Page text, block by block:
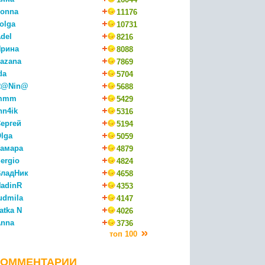
11176
10731
8216
8088
7869
5704
5688
5429
5316
5194
5059
4879
4824
4658
4353
4147
N
4026
3736
топ 100